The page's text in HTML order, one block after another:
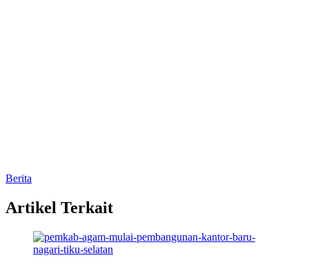
Berita
Artikel Terkait